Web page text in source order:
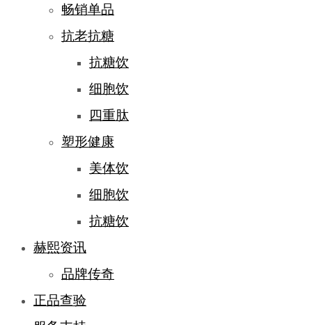
畅销单品
抗老抗糖
抗糖饮
细胞饮
四重肽
塑形健康
美体饮
细胞饮
抗糖饮
赫熙资讯
品牌传奇
正品查验